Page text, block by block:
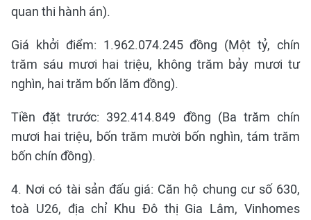
quan thi hành án).
Giá khởi điểm: 1.962.074.245 đồng (Một tỷ, chín
trăm sáu mươi hai triệu, không trăm bảy mươi tư
nghìn, hai trăm bốn lăm đồng).
Tiền đặt trước: 392.414.849 đồng (Ba trăm chín
mươi hai triệu, bốn trăm mười bốn nghìn, tám trăm
bốn chín đồng).
4. Nơi có tài sản đấu giá: Căn hộ chung cư số 630,
toà U26, địa chỉ Khu Đô thị Gia Lâm, Vinhomes